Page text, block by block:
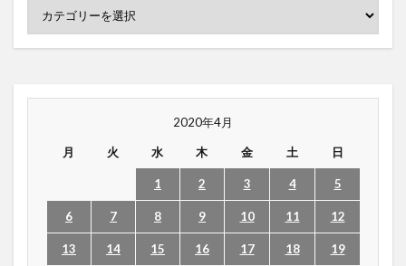
2020年4月
月 火 水 木 金 土 日
1 2 3 4 5
6 7 8 9 10 11 12
13 14 15 16 17 18 19